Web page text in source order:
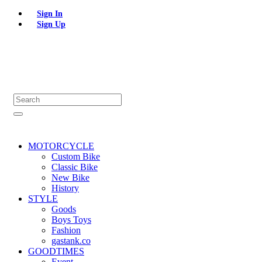
Sign In
Sign Up
MOTORCYCLE
Custom Bike
Classic Bike
New Bike
History
STYLE
Goods
Boys Toys
Fashion
gastank.co
GOODTIMES